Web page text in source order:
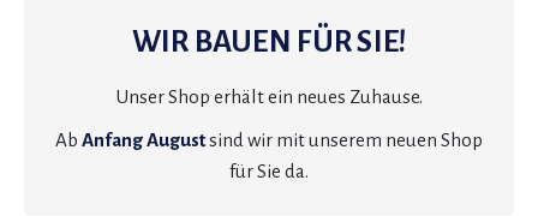
WIR BAUEN FÜR SIE!
Unser Shop erhält ein neues Zuhause.
Ab Anfang Augustsind wir mit unserem neuen Shop
für Sie da.